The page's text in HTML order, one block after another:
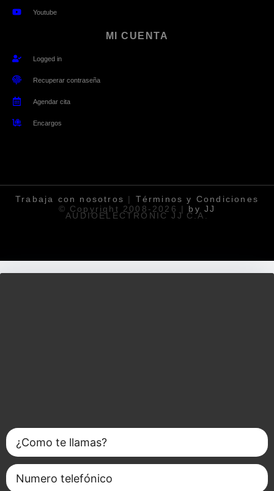
Youtube
MI CUENTA
Logged in
Recuperar contraseña
Agendar cita
Encargos
Trabaja con nosotros | Términos y Condiciones
© Copyright 2008-2026 | by JJ
AUDIOELECTRONIC JJ C.A.